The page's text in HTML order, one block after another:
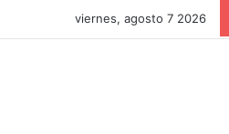
viernes, agosto 7 2026